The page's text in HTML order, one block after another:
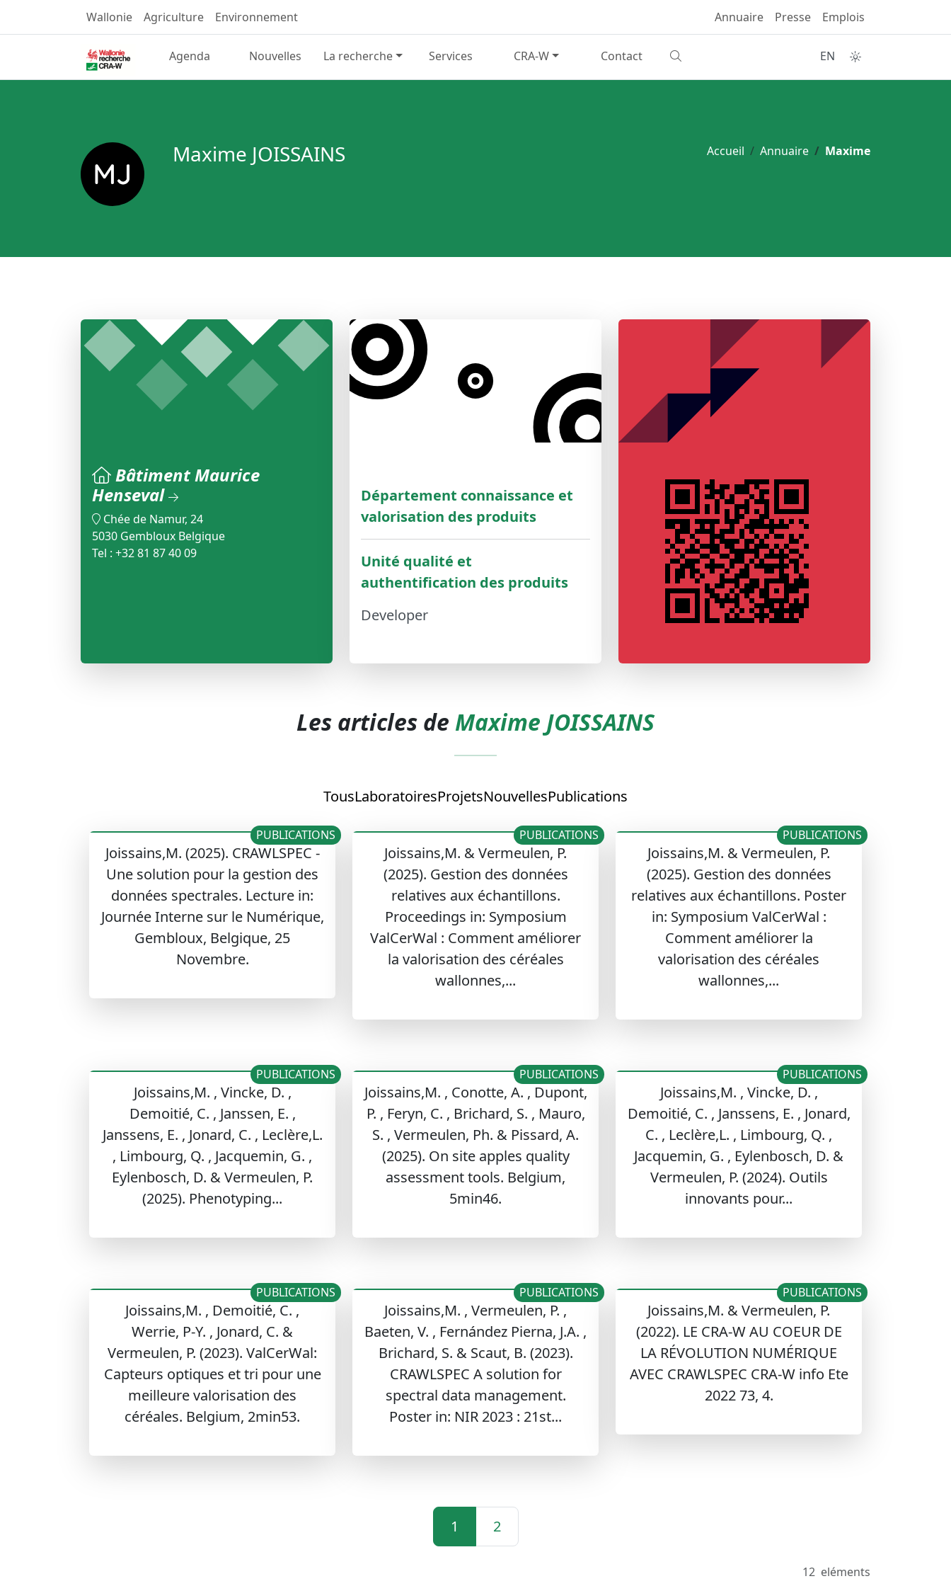
Wallonie Agriculture Environnement Annuaire Presse Emplois
Agenda Nouvelles La recherche Services CRA-W Contact EN
Accueil Annuaire Maxime
Maxime JOISSAINS
Bâtiment Maurice
Henseval
Chée de Namur, 24
5030 Gembloux Belgique
Tel : +32 81 87 40 09
Département connaissance et
valorisation des produits
Unité qualité et
authentification des produits
Developer
Les articles de Maxime JOISSAINS
TousLaboratoiresProjetsNouvellesPublications
Joissains,M. (2025). CRAWLSPEC -
Une solution pour la gestion des
données spectrales. Lecture in:
Journée Interne sur le Numérique,
Gembloux, Belgique, 25
Novembre.
PUBLICATIONS
Joissains,M. & Vermeulen, P.
(2025). Gestion des données
relatives aux échantillons.
Proceedings in: Symposium
ValCerWal : Comment améliorer
la valorisation des céréales
wallonnes,...
PUBLICATIONS
Joissains,M. & Vermeulen, P.
(2025). Gestion des données
relatives aux échantillons. Poster
in: Symposium ValCerWal :
Comment améliorer la
valorisation des céréales
wallonnes,...
PUBLICATIONS
Joissains,M. , Vincke, D. ,
Demoitié, C. , Janssen, E. ,
Janssens, E. , Jonard, C. , Leclère,L.
, Limbourg, Q. , Jacquemin, G. ,
Eylenbosch, D. & Vermeulen, P.
(2025). Phenotyping...
PUBLICATIONS
Joissains,M. , Conotte, A. , Dupont,
P. , Feryn, C. , Brichard, S. , Mauro,
S. , Vermeulen, Ph. & Pissard, A.
(2025). On site apples quality
assessment tools. Belgium,
5min46.
PUBLICATIONS
Joissains,M. , Vincke, D. ,
Demoitié, C. , Janssens, E. , Jonard,
C. , Leclère,L. , Limbourg, Q. ,
Jacquemin, G. , Eylenbosch, D. &
Vermeulen, P. (2024). Outils
innovants pour...
PUBLICATIONS
Joissains,M. , Demoitié, C. ,
Werrie, P-Y. , Jonard, C. &
Vermeulen, P. (2023). ValCerWal:
Capteurs optiques et tri pour une
meilleure valorisation des
céréales. Belgium, 2min53.
PUBLICATIONS
Joissains,M. , Vermeulen, P. ,
Baeten, V. , Fernández Pierna, J.A. ,
Brichard, S. & Scaut, B. (2023).
CRAWLSPEC A solution for
spectral data management.
Poster in: NIR 2023 : 21st...
PUBLICATIONS
Joissains,M. & Vermeulen, P.
(2022). LE CRA-W AU COEUR DE
LA RÉVOLUTION NUMÉRIQUE
AVEC CRAWLSPEC CRA-W info Ete
2022 73, 4.
PUBLICATIONS
1 2
12 eléments